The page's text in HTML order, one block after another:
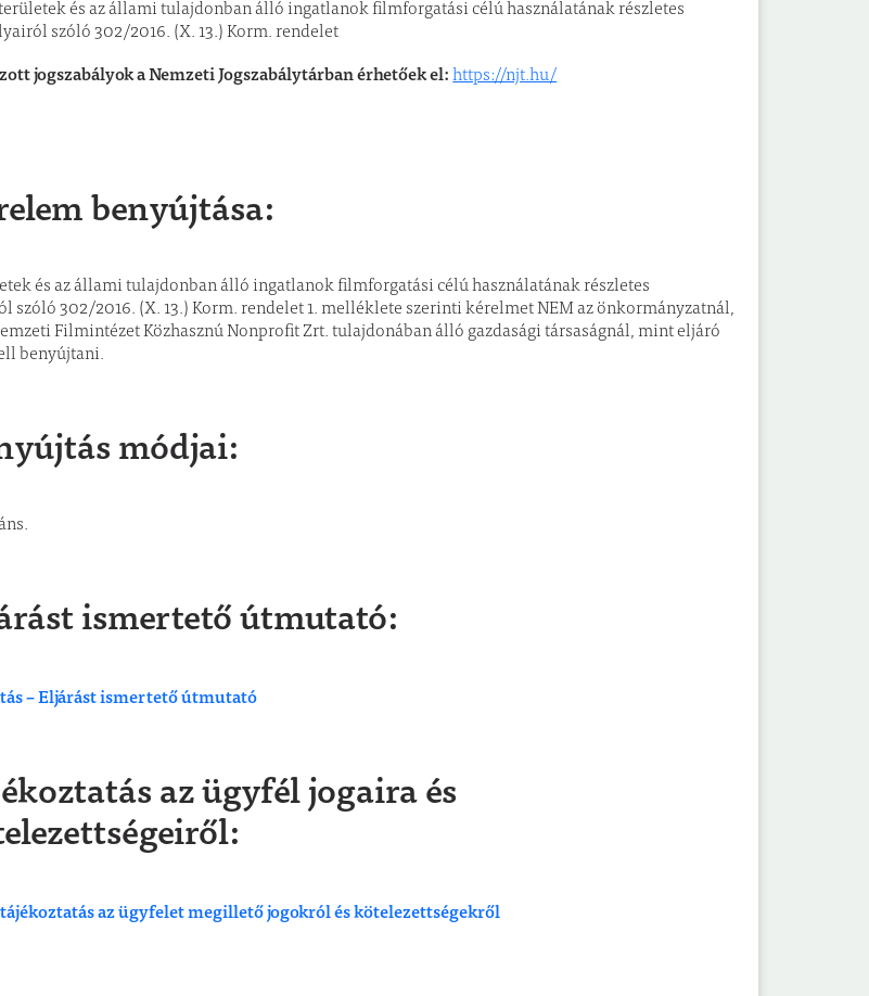
és az állami tulajdonban álló ingatlanok filmforgatási célú használatának részletes
szóló 302/2016. (X. 13.) Korm. rendelet
jogszabályok a Nemzeti Jogszabálytárban érhetőek el:https://njt.hu/
benyújtása:
és az állami tulajdonban álló ingatlanok filmforgatási célú használatának részletes
szóló 302/2016. (X. 13.) Korm. rendelet 1. melléklete szerinti kérelmet NEM az önkormányzatnál,
Filmintézet Közhasznú Nonprofit Zrt. tulajdonában álló gazdasági társaságnál, mint eljáró
benyújtani.
módjai:
ismertető útmutató:
– Eljárást ismertető útmutató
az ügyfél jogaira és
az ügyfelet megillető jogokról és kötelezettségekről